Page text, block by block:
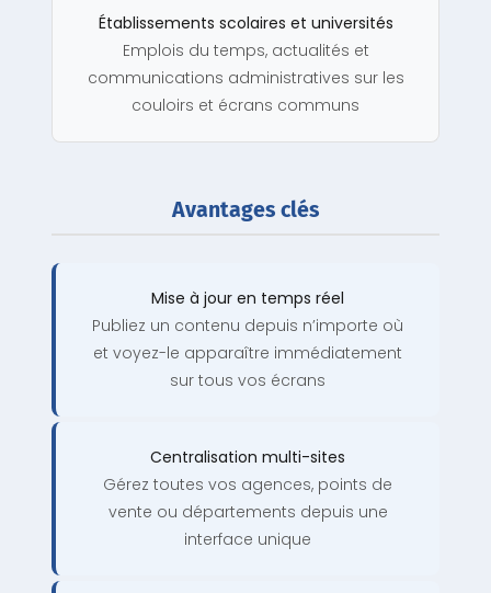
Établissements scolaires et universités
Emplois du temps, actualités et
communications administratives sur les
couloirs et écrans communs
Avantages clés
Mise à jour en temps réel
Publiez un contenu depuis n’importe où
et voyez-le apparaître immédiatement
sur tous vos écrans
Centralisation multi-sites
Gérez toutes vos agences, points de
vente ou départements depuis une
interface unique